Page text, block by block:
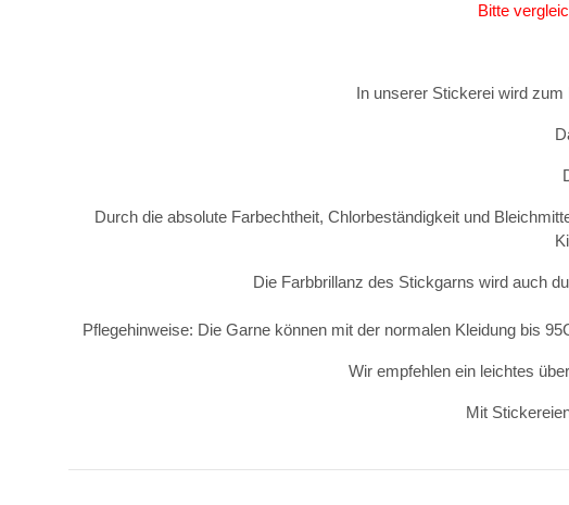
Bitte
In unserer Stickerei wird
Durch die absolute Farbechtheit, Chlorbeständigkeit und
Die Farbbrillanz des Stickgarns wird auch
Pflegehinweise: Die Garne können mit der normalen Kleidung bis
Wir empfehlen ein leichtes
Mit